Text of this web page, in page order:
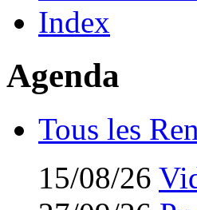
Index
Agenda
Tous les
15/08/26